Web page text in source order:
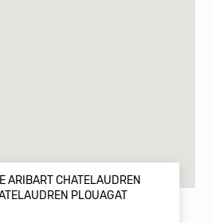
ARIBART CHATELAUDREN
PLOUAGAT